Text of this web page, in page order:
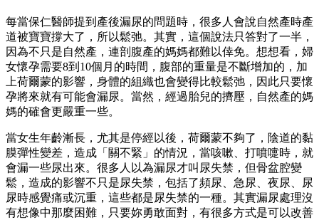
每當保仁醫師提到產後漏尿的問題時，很多人會說自然產時產
道被寶寶撐大了，所以鬆弛。其實，這個說法只答對了一半，
因為不只是自然產，連剖腹產的媽媽都難以倖免。想想看，婦
女懷孕需要8到10個月的時間，腹部的重量是不斷增加的，加
上荷爾蒙的影響，身體的組織也會變得比較鬆弛，因此只要懷
孕將來就有可能會漏尿。當然，經過胎兒的擠壓，自然產的媽
媽的確會更嚴重一些。
當女生年齡漸長，尤其是停經以後，荷爾蒙不夠了，陰道的黏
膜彈性變差，造成「關不緊」的情況，當咳嗽、打噴嚏時，就
會漏一些尿出來。很多人以為漏尿才叫尿失禁，但骨盆腔變
鬆，造成的影響不只是尿失禁，包括了頻尿、急尿、夜尿、尿
尿時感覺痛或沉重，這些都是尿失禁的一種。其實漏尿處理沒
有想像中那麼困難，只要妳勇敢面對，有很多方式是可以改善